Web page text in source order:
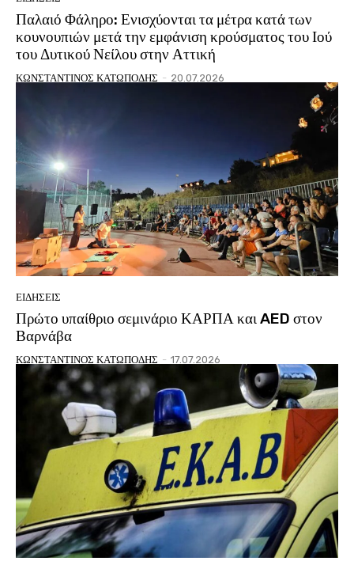
Παλαιό Φάληρο: Ενισχύονται τα μέτρα κατά των
κουνουπιών μετά την εμφάνιση κρούσματος του Ιού
του Δυτικού Νείλου στην Αττική
ΚΩΝΣΤΑΝΤΙΝΟΣ ΚΑΤΩΠΟΔΗΣ - 20.07.2026
ΕΙΔΗΣΕΙΣ
Πρώτο υπαίθριο σεμινάριο ΚΑΡΠΑ και AED στον
Βαρνάβα
ΚΩΝΣΤΑΝΤΙΝΟΣ ΚΑΤΩΠΟΔΗΣ - 17.07.2026